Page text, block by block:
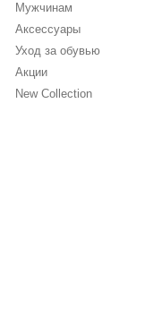
Мужчинам
Аксессуары
Уход за обувью
Акции
New Collection